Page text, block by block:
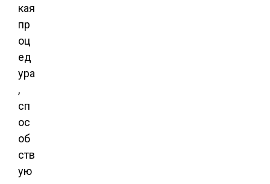
кая
пр
оц
ед
ура
,
сп
ос
об
ств
ую